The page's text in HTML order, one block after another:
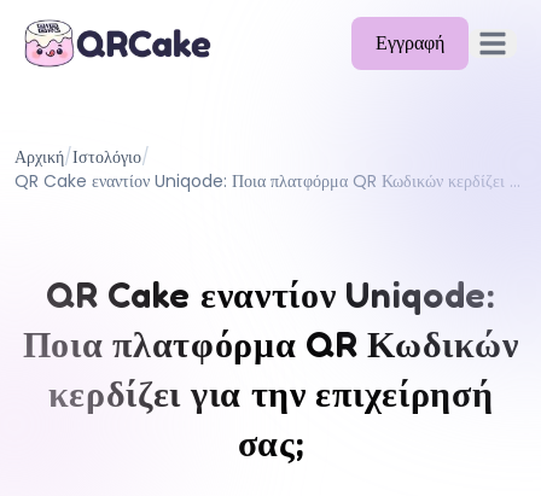
Εγγραφή Άνοιγμα
Τιμολόγηση
Τεκμηρίωση
Βοήθεια
API
Αρχική/Ιστολόγιο/
QR Cake εναντίον Uniqode: Ποια πλατφόρμα QR Κωδικών κερδίζει για την επιχείρησή σας;
QR Cake εναντίον Uniqode:
Ποια πλατφόρμα QR Κωδικών
κερδίζει για την επιχείρησή
σας;